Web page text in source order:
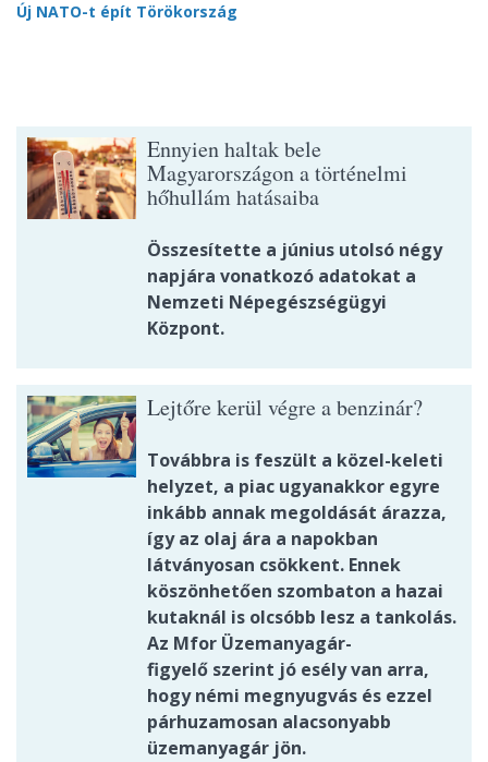
Új NATO-t épít Törökország
Ennyien haltak bele
Magyarországon a történelmi
hőhullám hatásaiba
Összesítette a június utolsó négy
napjára vonatkozó adatokat a
Nemzeti Népegészségügyi
Központ.
Lejtőre kerül végre a benzinár?
Továbbra is feszült a közel-keleti
helyzet, a piac ugyanakkor egyre
inkább annak megoldását árazza,
így az olaj ára a napokban
látványosan csökkent. Ennek
köszönhetően szombaton a hazai
kutaknál is olcsóbb lesz a tankolás.
Az Mfor Üzemanyagár-
figyelő szerint jó esély van arra,
hogy némi megnyugvás és ezzel
párhuzamosan alacsonyabb
üzemanyagár jön.